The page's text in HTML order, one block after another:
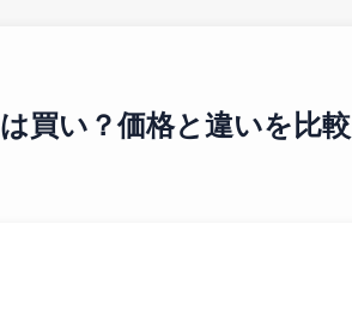
買い？価格と違いを比較